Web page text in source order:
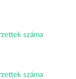
száma
száma